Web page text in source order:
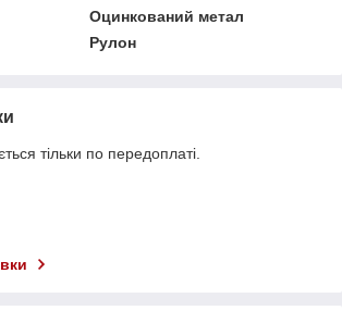
Оцинкований метал
Рулон
тільки по передоплаті.